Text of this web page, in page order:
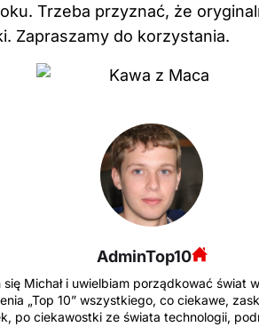
Trzeba przyznać, że
Zapraszamy do korzystania.
AdminTop10
Michał i uwielbiam porządkować świat
„Top 10” wszystkiego, co ciekawe,
po ciekawostki ze świata technologii,